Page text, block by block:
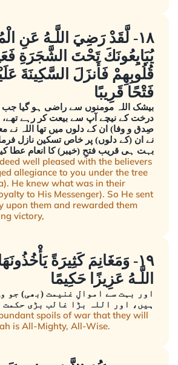
١٨- لَّقَدْ رَضِيَ اللَّـهُ عَنِ
يُبَايِعُونَكَ تَحْتَ الشَّجَرَةِ
قُلُوبِهِمْ فَأَنزَلَ السَّكِينَةَ
فَتْحًا قَرِيبًا
بیشک اللہ مومنوں سے راضی ہو گیا جب
درخت کے نیچے آپ سے بیعت کر رہے
صِدق و وفا) ان کے دلوں میں تھا اللہ نے
نے ان (کے دلوں) پر خاص تسکین نازل
بہت ہی قریب فتحِ (خیبر) کا انعام عطا
well pleased with the believers
allegiance to you under the tree
He knew what was in their
to His Messenger). So He sent
upon them and rewarded them
victory,
١٩- وَمَغَانِمَ كَثِيرَةً
اللَّـهُ عَزِيزًا حَكِيمًا
اور بہت سے اموالِ غنیمت (بھی) جو
ہیں، اور اللہ بڑا غالب بڑی حکمت
spoils of war that they will
is All-Mighty, All-Wise.